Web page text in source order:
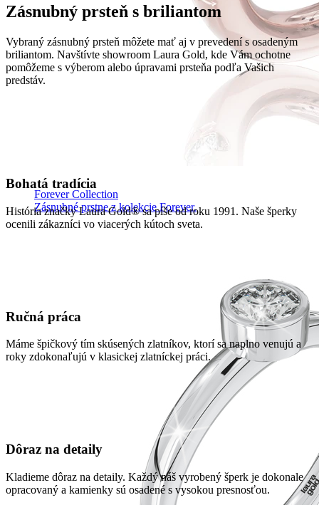
Forever Collection
Zásnubné prstne z kolekcie Forever.
Zásnubný prsteň s briliantom
Vybraný zásnubný prsteň môžete mať aj v prevedení s osadeným
briliantom. Navštívte showroom Laura Gold, kde Vám ochotne
pomôžeme s výberom alebo úpravami prsteňa podľa Vašich
predstáv.
Bohatá tradícia
História značky Laura Gold® sa píše od roku 1991. Naše šperky
ocenili zákazníci vo viacerých kútoch sveta.
Ručná práca
Máme špičkový tím skúsených zlatníkov, ktorí sa naplno venujú a
roky zdokonaľujú v klasickej zlatníckej práci.
Dôraz na detaily
Kladieme dôraz na detaily. Každý náš vyrobený šperk je dokonale
opracovaný a kamienky sú osadené s vysokou presnosťou.